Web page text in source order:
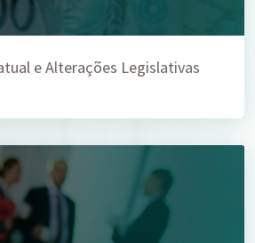
e Alterações Legislativas